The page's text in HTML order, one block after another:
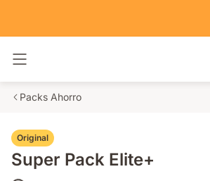
Packs Ahorro
Original
Super Pack Elite+